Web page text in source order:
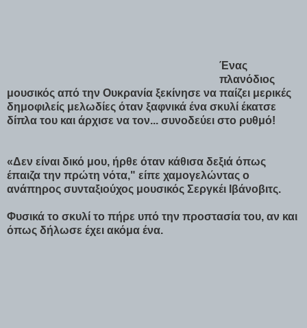
Ένας
πλανόδιος
μουσικός από την Ουκρανία ξεκίνησε να παίζει μερικές
δημοφιλείς μελωδίες όταν ξαφνικά ένα σκυλί έκατσε
δίπλα του και άρχισε να τον... συνοδεύει στο ρυθμό!
«Δεν είναι δικό μου, ήρθε όταν κάθισα δεξιά όπως
έπαιζα την πρώτη νότα," είπε χαμογελώντας ο
ανάπηρος συνταξιούχος μουσικός Σεργκέι Ιβάνοβιτς.
Φυσικά το σκυλί το πήρε υπό την προστασία του, αν και
όπως δήλωσε έχει ακόμα ένα.